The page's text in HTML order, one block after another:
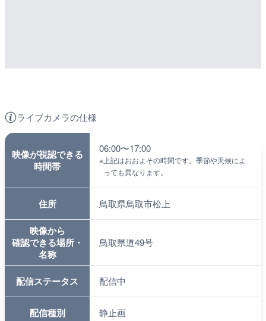
ライブカメラの仕様
映像が視認できる
時間帯
06:00〜17:00
※ 上記はおおよその時間です。季節や天候によ
っても異なります。
住所 鳥取県鳥取市松上
映像から
確認できる場所・
名称
鳥取県道49号
配信ステータス 配信中
配信種別 静止画